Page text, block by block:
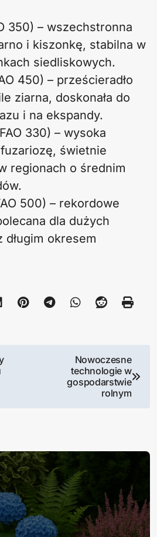
350) – wszechstronna
i kiszonkę, stabilna w
siedliskowych.
450) – prześcieradło
ziarna, doskonała do
i na ekspandy.
330) – wysoka
świetnie
regionach o średnim
500) – rekordowe
dla dużych
okresem
Nowoczesne
technologie w
gospodarstwie
rolnym